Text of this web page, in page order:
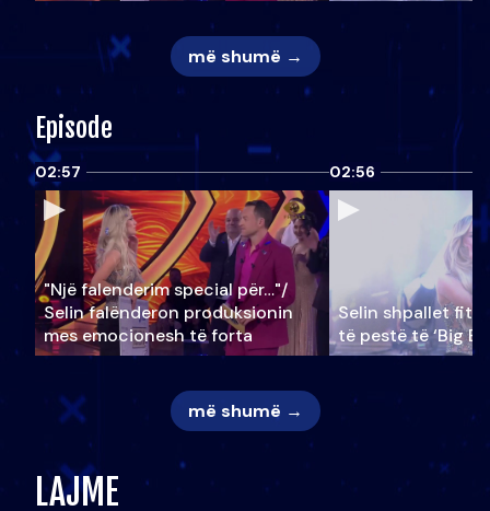
më shumë →
Episode
02:57
"Një falenderim special për…"/
Selin falënderon produksionin
mes emocionesh të forta
02:56
Selin shpallet
të pestë të ‘Big
më shumë →
LAJME